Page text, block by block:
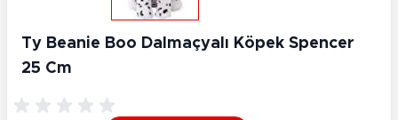
Ty Beanie Boo Dalmaçyalı Köpek Spencer
25 Cm